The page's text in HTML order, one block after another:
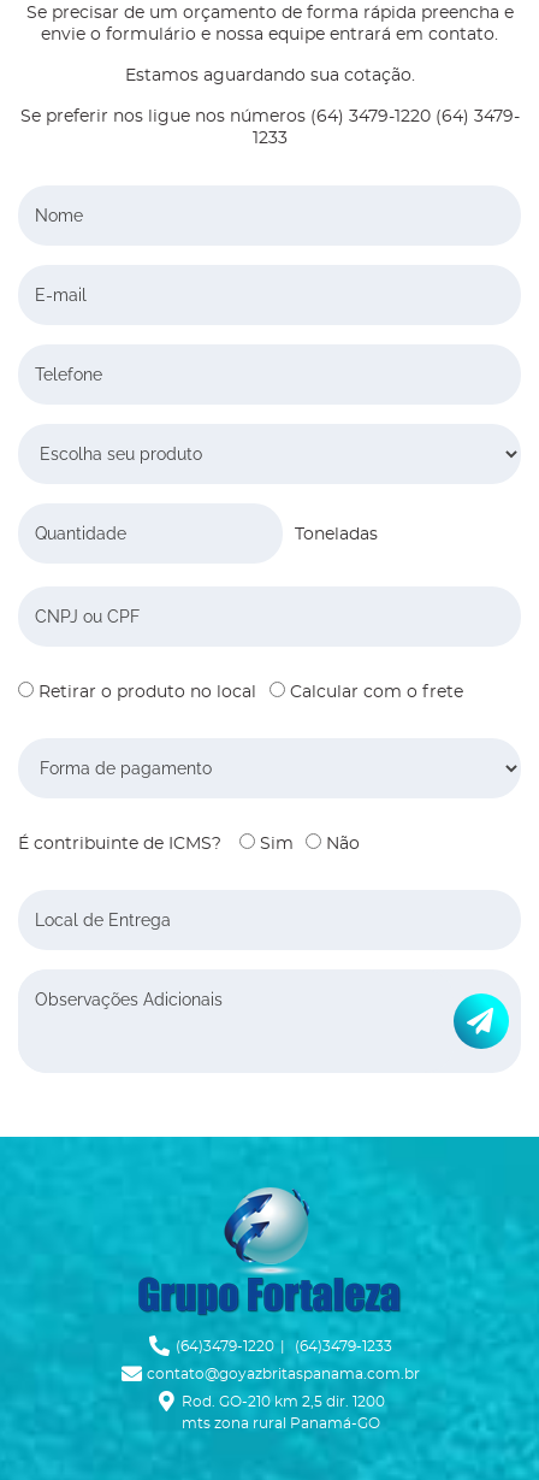
Se precisar de um orçamento de forma rápida preencha e
envie o formulário e nossa equipe entrará em contato.
Estamos aguardando sua cotação.
Se preferir nos ligue nos números (64) 3479-1220 (64) 3479-
1233
Quantidade
Toneladas
Retirar o produto no local Calcular com o frete
É contribuinte de ICMS? Sim Não
Ícone Telefone
(64)3479-1220 (64)3479-1233
Ícone Envelope
contato@goyazbritaspanama.com.br
Ícone Mapa
Rod. GO-210 km 2,5 dir. 1200
mts zona rural Panamá-GO